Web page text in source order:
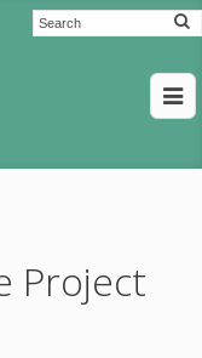
Project